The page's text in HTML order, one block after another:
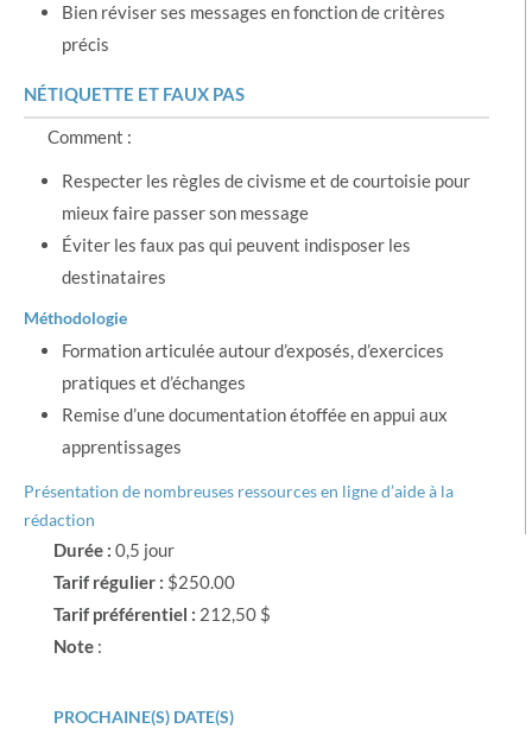
Bien réviser ses messages en fonction de critères
précis
NÉTIQUETTE ET FAUX PAS
Comment :
Respecter les règles de civisme et de courtoisie pour
mieux faire passer son message
Éviter les faux pas qui peuvent indisposer les
destinataires
Méthodologie
Formation articulée autour d’exposés, d’exercices
pratiques et d’échanges
Remise d’une documentation étoffée en appui aux
apprentissages
Présentation de nombreuses ressources en ligne d’aide à la
rédaction
Durée : 0,5 jour
Tarif régulier : $250.00
Tarif préférentiel : 212,50 $
Note :
PROCHAINE(S) DATE(S)